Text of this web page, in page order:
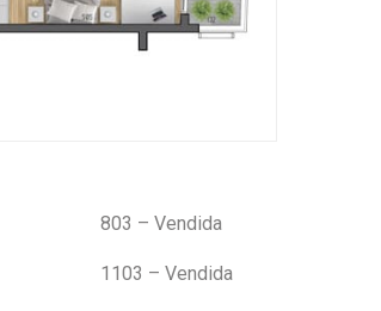
803 – Vendida
1103 – Vendida